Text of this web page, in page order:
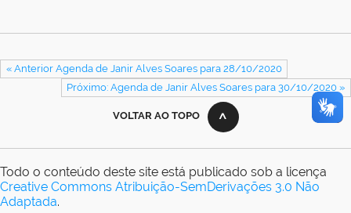
« Anterior Agenda de Janir Alves Soares para 28/10/2020
Próximo: Agenda de Janir Alves Soares para 30/10/2020 »
VOLTAR AO TOPO
Todo o conteúdo deste site está publicado sob a licença
Creative Commons Atribuição-SemDerivações 3.0 Não
Adaptada.